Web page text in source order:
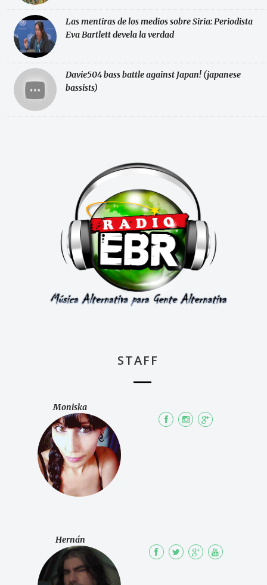
Las mentiras de los medios sobre Siria: Periodista
Eva Bartlett devela la verdad
Davie504 bass battle against Japan! (japanese
bassists)
STAFF
Moniska
Hernán